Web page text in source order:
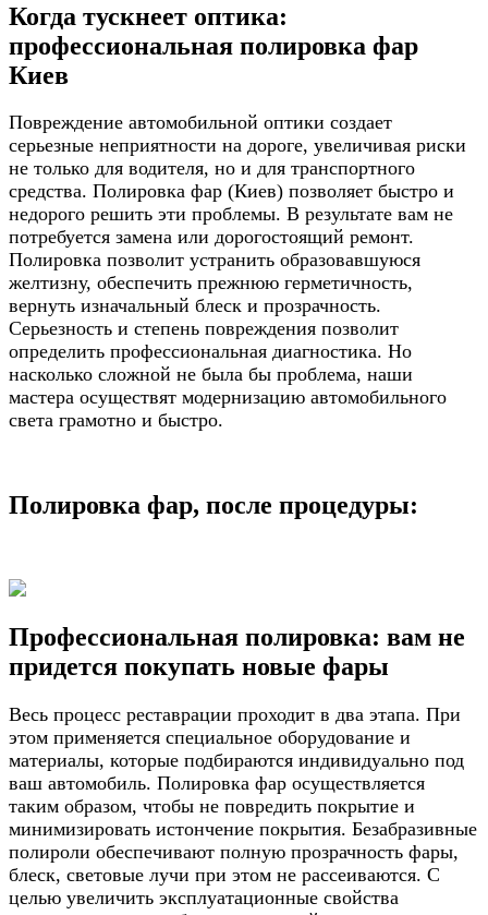
Когда тускнеет оптика:
профессиональная полировка фар
Киев
Повреждение автомобильной оптики создает
серьезные неприятности на дороге, увеличивая риски
не только для водителя, но и для транспортного
средства. Полировка фар (Киев) позволяет быстро и
недорого решить эти проблемы. В результате вам не
потребуется замена или дорогостоящий ремонт.
Полировка позволит устранить образовавшуюся
желтизну, обеспечить прежнюю герметичность,
вернуть изначальный блеск и прозрачность.
Серьезность и степень повреждения позволит
определить профессиональная диагностика. Но
насколько сложной не была бы проблема, наши
мастера осуществят модернизацию автомобильного
света грамотно и быстро.
Полировка фар, после процедуры:
Профессиональная полировка: вам не
придется покупать новые фары
Весь процесс реставрации проходит в два этапа. При
этом применяется специальное оборудование и
материалы, которые подбираются индивидуально под
ваш автомобиль. Полировка фар осуществляется
таким образом, чтобы не повредить покрытие и
минимизировать истончение покрытия. Безабразивные
полироли обеспечивают полную прозрачность фары,
блеск, световые лучи при этом не рассеиваются. С
целью увеличить эксплуатационные свойства